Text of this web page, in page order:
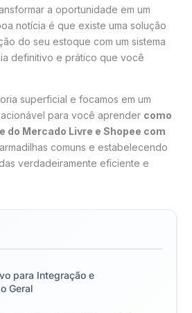
a oportunidade em um
notícia é que existe uma solução
do seu estoque com um sistema
definitivo e prático que você
superficial e focamos em um
para você aprender como
do Mercado Livre e Shopee com
comuns e estabelecendo
verdadeiramente eficiente e
para Integração e
Geral